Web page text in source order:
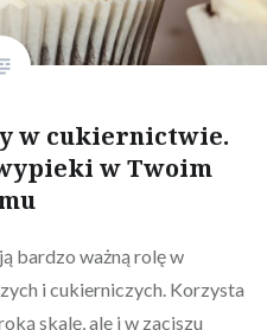
w cukiernictwie.
w Twoim
bardzo ważną rolę w
i cukierniczych. Korzysta
skalę, ale i w zaciszu